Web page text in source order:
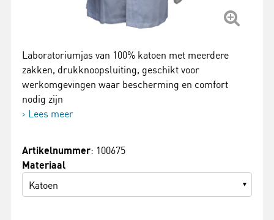
Laboratoriumjas van 100% katoen met meerdere
zakken, drukknoopsluiting, geschikt voor
werkomgevingen waar bescherming en comfort
nodig zijn
Lees meer
Artikelnummer: 100675
Materiaal
Katoen